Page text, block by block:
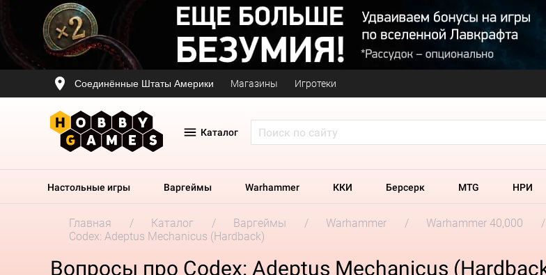
Соединённые Штаты Америки Магазины Игротеки
Каталог
Настольные игры Варгеймы Warhammer ККИ Берсерк MTG НРИ
Главная Каталог Варгеймы Warhammer Warhammer 40,000
Codex: Adeptus Mechanicus (Hardback)
Вопросы про Codex: Adeptus Mechanicus